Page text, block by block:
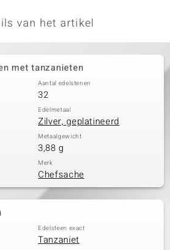
van het artikel
met tanzanieten
Aantal edelstenen
32
Edelmetaal
Zilver, geplatineerd
Metaalgewicht
3,88 g
Merk
Chefsache
Edelsteen exact
Tanzaniet